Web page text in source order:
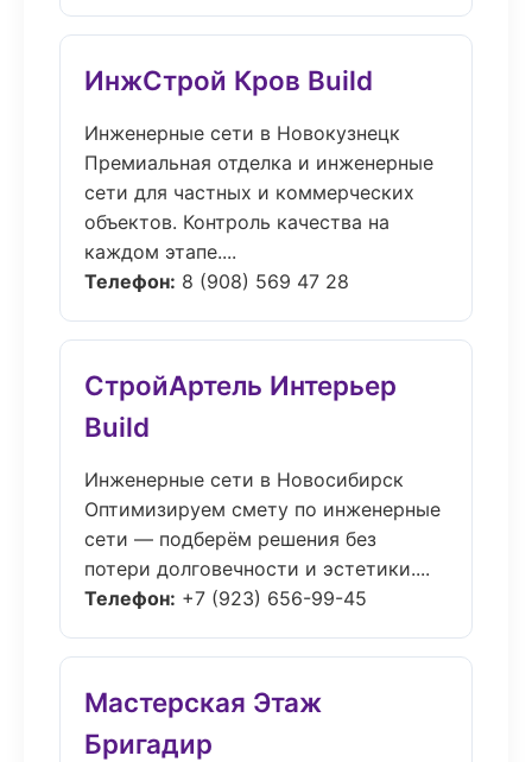
ИнжСтрой Кров Build
Инженерные сети в Новокузнецк
Премиальная отделка и инженерные
сети для частных и коммерческих
объектов. Контроль качества на
каждом этапе....
Телефон: 8 (908) 569 47 28
СтройАртель Интерьер
Build
Инженерные сети в Новосибирск
Оптимизируем смету по инженерные
сети — подберём решения без
потери долговечности и эстетики....
Телефон: +7 (923) 656-99-45
Мастерская Этаж
Бригадир